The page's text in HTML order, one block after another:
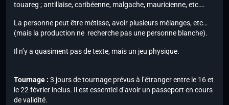
touareg ; antillaise, caribéenne, malgache, mauricienne, etc….
La personne peut être métisse, avoir plusieurs mélanges, etc…
(mais la production ne recherche pas une personne blanche).
Il n’y a quasiment pas de texte, mais un jeu physique.
Tournage : 3 jours de tournage prévus à l’étranger entre le 16 et
le 22 février inclus. Il est essentiel d’avoir un passeport en cours
de validité.